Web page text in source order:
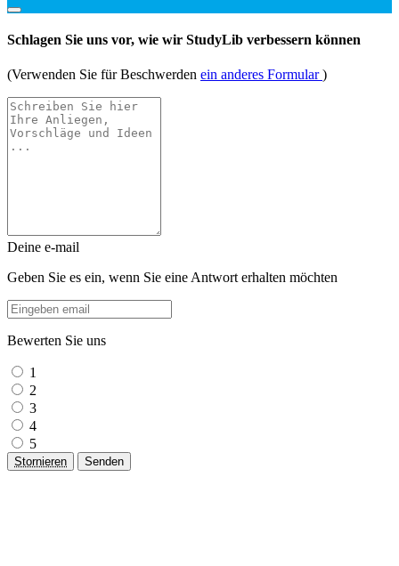
Schlagen Sie uns vor, wie wir StudyLib verbessern können
(Verwenden Sie für Beschwerden ein anderes Formular)
Deine e-mail
Geben Sie es ein, wenn Sie eine Antwort erhalten möchten
Bewerten Sie uns
1
2
3
4
5
Stornieren Senden